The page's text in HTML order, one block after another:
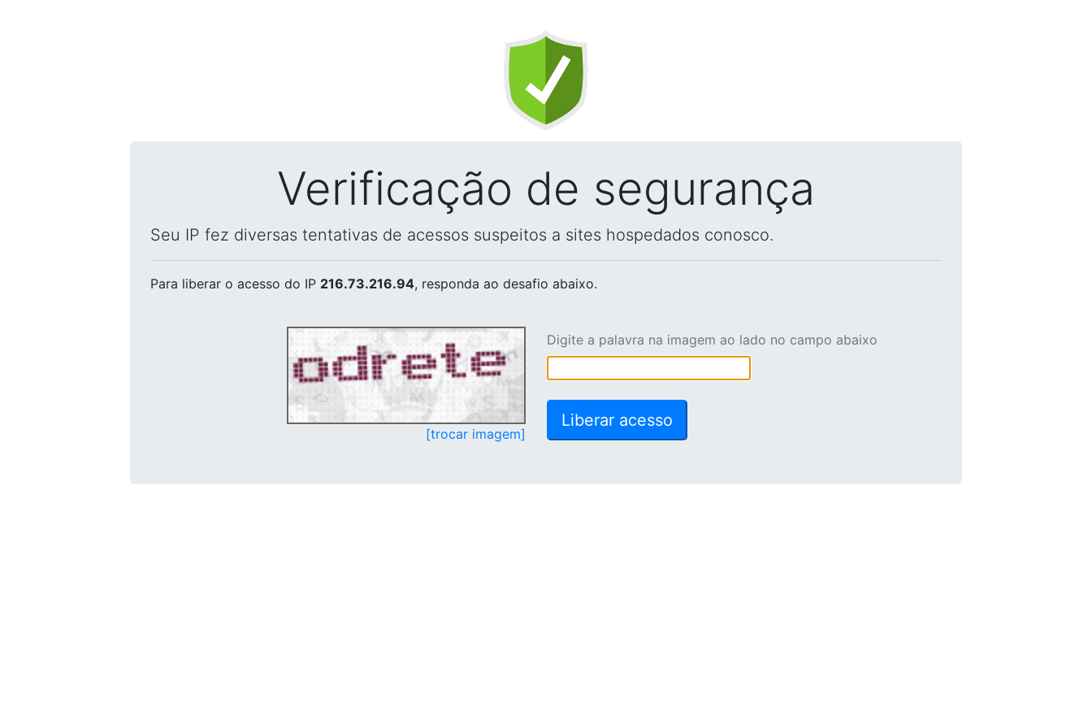
Verificação de segurança
Seu IP fez diversas tentativas de acessos suspeitos a sites hospedados conosco.
Para liberar o acesso do IP 216.73.216.94, responda ao desafio abaixo.
[trocar imagem]
Digite a palavra na imagem ao lado no campo abaixo